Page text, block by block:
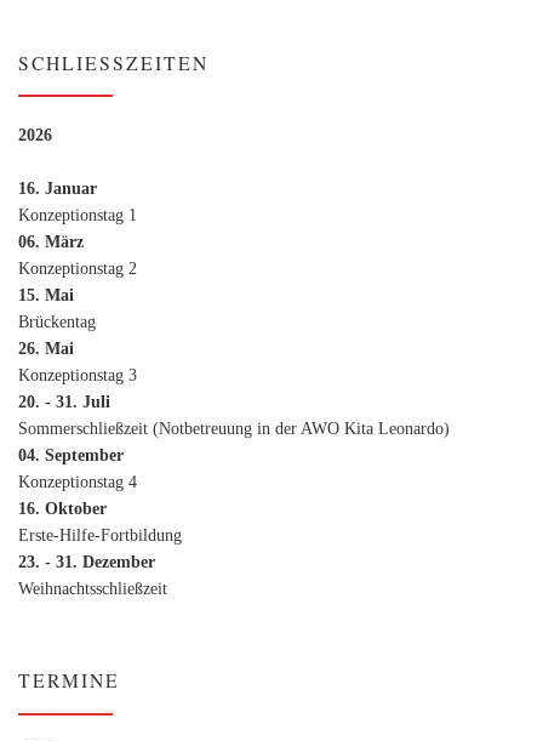
SCHLIESSZEITEN
2026
16. Januar
Konzeptionstag 1
06. März
Konzeptionstag 2
15. Mai
Brückentag
26. Mai
Konzeptionstag 3
20. - 31. Juli
Sommerschließzeit (Notbetreuung in der AWO Kita Leonardo)
04. September
Konzeptionstag 4
16. Oktober
Erste-Hilfe-Fortbildung
23. - 31. Dezember
Weihnachtsschließzeit
TERMINE